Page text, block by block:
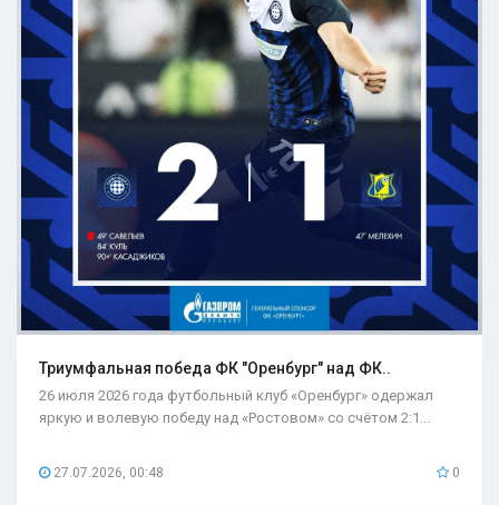
Триумфальная победа ФК "Оренбург" над ФК..
26 июля 2026 года футбольный клуб «Оренбург» одержал
яркую и волевую победу над «Ростовом» со счётом 2:1...
27.07.2026, 00:48 0